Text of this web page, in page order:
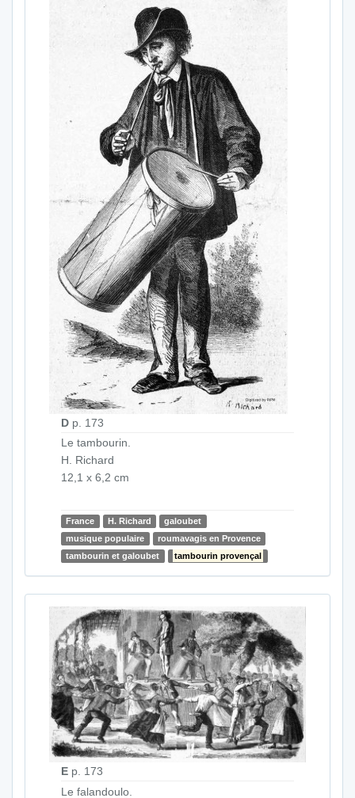
D p. 173
Le tambourin.
H. Richard
12,1 x 6,2 cm
France H. Richard
galoubet
musique populaire
roumavagis en Provence
tambourin et galoubet
tambourin provençal
E p. 173
Le falandoulo.